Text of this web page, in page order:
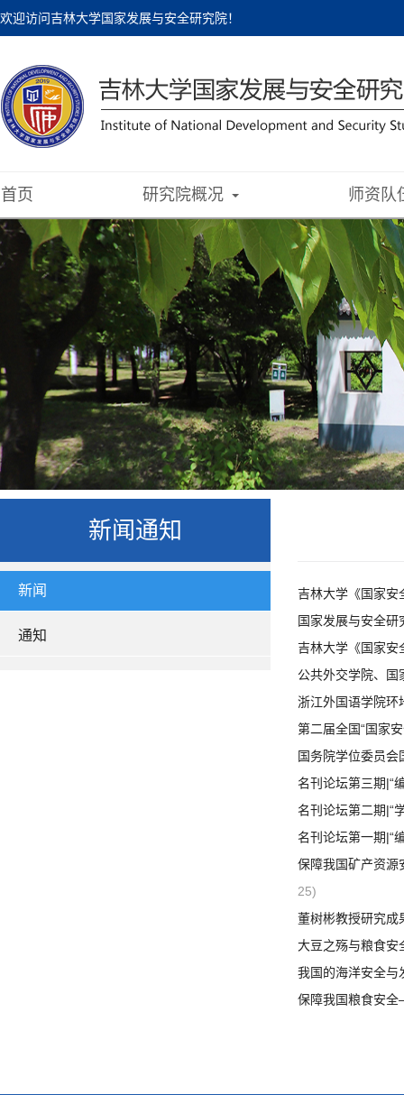
欢迎访问吉林大学国家发展与安全研究院！
首页 研究院概况 师资队
新闻通知
新闻
通知
吉林大学《国家安
国家发展与安全
吉林大学《国家安
公共外交学院、国
浙江外国语学院环
第二届全国“国家
国务院学位委员
名刊论坛第三期|“
名刊论坛第二期|“
名刊论坛第一期|“
保障我国矿产资
25)
董树彬教授研究成
大豆之殇与粮食
我国的海洋安全
保障我国粮食安